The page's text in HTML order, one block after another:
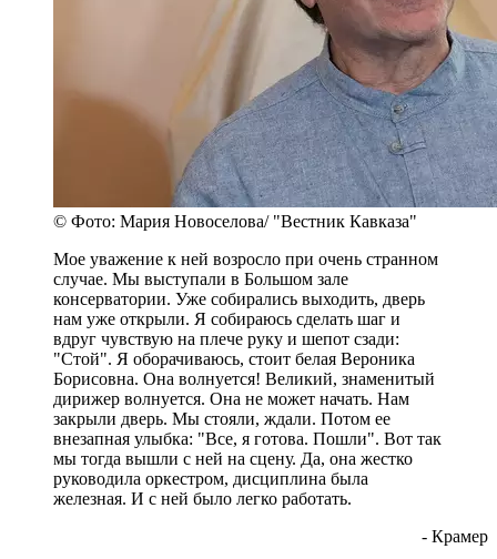
© Фото: Мария Новоселова/ "Вестник Кавказа"
Мое уважение к ней возросло при очень странном
случае. Мы выступали в Большом зале
консерватории. Уже собирались выходить, дверь
нам уже открыли. Я собираюсь сделать шаг и
вдруг чувствую на плече руку и шепот сзади:
"Стой". Я оборачиваюсь, стоит белая Вероника
Борисовна. Она волнуется! Великий, знаменитый
дирижер волнуется. Она не может начать. Нам
закрыли дверь. Мы стояли, ждали. Потом ее
внезапная улыбка: "Все, я готова. Пошли". Вот так
мы тогда вышли с ней на сцену. Да, она жестко
руководила оркестром, дисциплина была
железная. И с ней было легко работать.
- Крамер